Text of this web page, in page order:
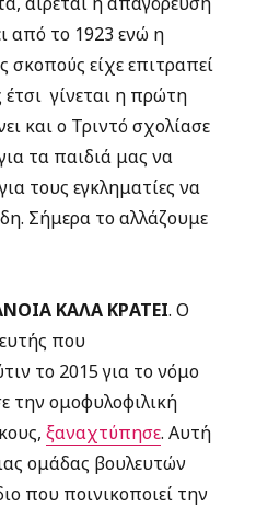
από το 1923 ενώ η
σκοπούς είχε επιτραπεί
γίνεται η πρώτη
και ο Τριντό σχολίασε
τα παιδιά μας να
τους εγκληματίες να
Σήμερα το αλλάζουμε
ΚΑΛΑ ΚΡΑΤΕΙ.Ο
που
το 2015 για το νόμο
την ομοφυλοφιλική
ξαναχτύπησε. Αυτή
ομάδας βουλευτών
που ποινικοποιεί την